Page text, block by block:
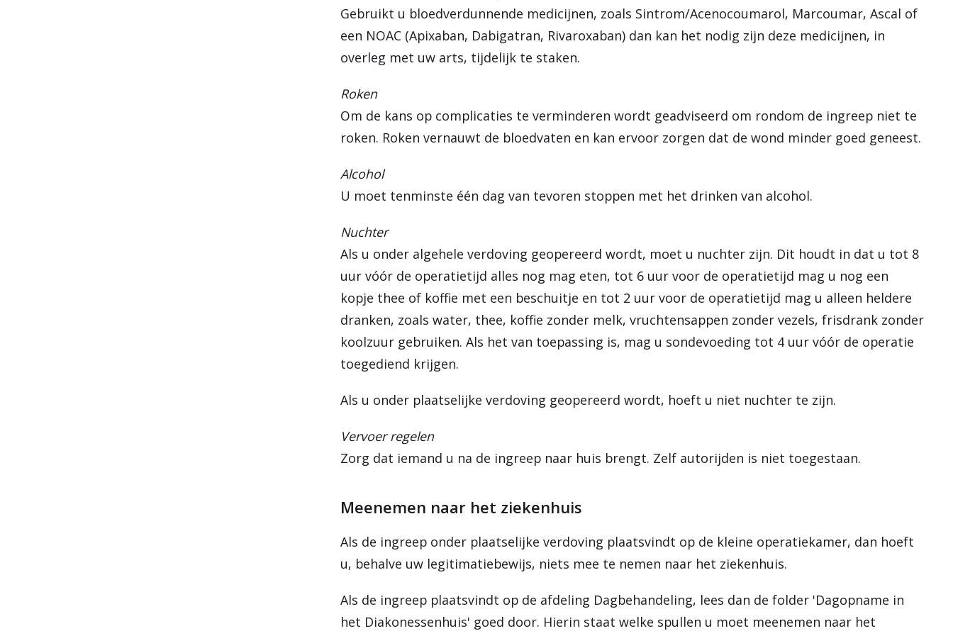
Gebruikt u bloedverdunnende medicijnen, zoals Sintrom/Acenocoumarol, Marcoumar, Ascal of
een NOAC (Apixaban, Dabigatran, Rivaroxaban) dan kan het nodig zijn deze medicijnen, in
overleg met uw arts, tijdelijk te staken.
Roken
Om de kans op complicaties te verminderen wordt geadviseerd om rondom de ingreep niet te
roken. Roken vernauwt de bloedvaten en kan ervoor zorgen dat de wond minder goed geneest.
Alcohol
U moet tenminste één dag van tevoren stoppen met het drinken van alcohol.
Nuchter
Als u onder algehele verdoving geopereerd wordt, moet u nuchter zijn. Dit houdt in dat u tot 8
uur vóór de operatietijd alles nog mag eten, tot 6 uur voor de operatietijd mag u nog een
kopje thee of koffie met een beschuitje en tot 2 uur voor de operatietijd mag u alleen heldere
dranken, zoals water, thee, koffie zonder melk, vruchtensappen zonder vezels, frisdrank zonder
koolzuur gebruiken. Als het van toepassing is, mag u sondevoeding tot 4 uur vóór de operatie
toegediend krijgen.
Als u onder plaatselijke verdoving geopereerd wordt, hoeft u niet nuchter te zijn.
Vervoer regelen
Zorg dat iemand u na de ingreep naar huis brengt. Zelf autorijden is niet toegestaan.
Meenemen naar het ziekenhuis
Als de ingreep onder plaatselijke verdoving plaatsvindt op de kleine operatiekamer, dan hoeft
u, behalve uw legitimatiebewijs, niets mee te nemen naar het ziekenhuis.
Als de ingreep plaatsvindt op de afdeling Dagbehandeling, lees dan de folder 'Dagopname in
het Diakonessenhuis' goed door. Hierin staat welke spullen u moet meenemen naar het